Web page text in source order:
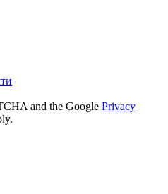
and the Google Privacy